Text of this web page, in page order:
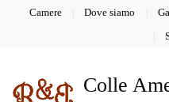
Camere Dove siamo
Colle